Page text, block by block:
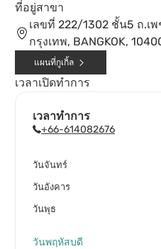
ที่อยู่สาขา
เลขที่ 222/1302 ชั้น5 ถ.เ
กรุงเทพ, BANGKOK,
แผนที่กูเกิ้ล
เวลาเปิดทำการ
เวลาทำการ
+66-614082676
วันจันทร์
วันอังคาร
วันพุธ
วันพฤหัสบดี